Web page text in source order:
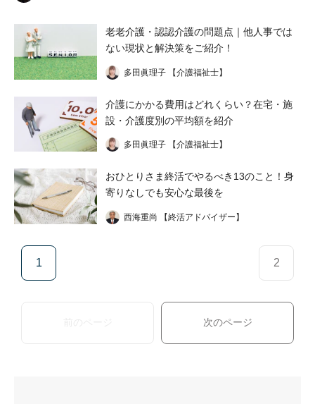
老老介護・認認介護の問題点｜他人事では
ない現状と解決策をご紹介！
多田眞理子 【介護福祉士】
介護にかかる費用はどれくらい？在宅・施
設・介護度別の平均額を紹介
多田眞理子 【介護福祉士】
おひとりさま終活でやるべき13のこと！身
寄りなしでも安心な最後を
西海重尚 【終活アドバイザー】
1 2